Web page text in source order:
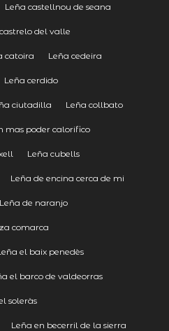
Leña castellnou de seana
del valle
catoira Leña cedeira
Leña cerdido
ciutadilla Leña collbato
mas poder calorifico
Leña cubells
Leña de encina cerca de mi
Leña de naranjo
comarca
el baix penedès
el barco de valdeorras
soleràs
Leña en becerril de la sierra